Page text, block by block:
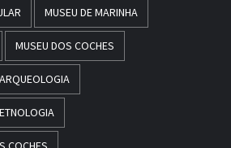
MUSEU DE MARINHA
MUSEU DOS COCHES